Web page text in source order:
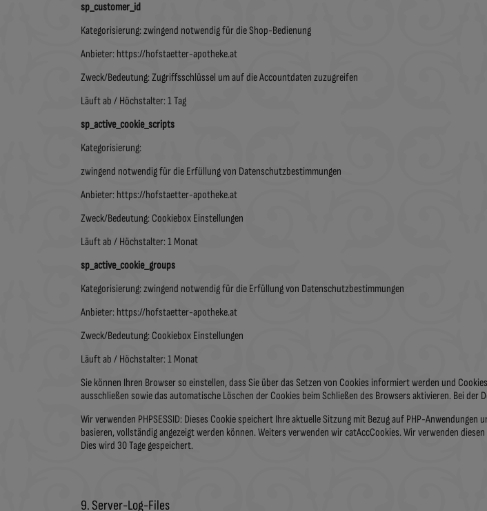
sp_customer_id
Kategorisierung: zwingend notwendig für die Shop-Bedienung
Anbieter: https://hofstaetter-apotheke.at
Zweck/Bedeutung: Zugriffsschlüssel um auf die Accountdaten zuzugreifen
Läuft ab / Höchstalter: 1 Tag
sp_active_cookie_scripts
Kategorisierung:
zwingend notwendig für die Erfüllung von Datenschutzbestimmungen
Anbieter: https://hofstaetter-apotheke.at
Zweck/Bedeutung: Cookiebox Einstellungen
Läuft ab / Höchstalter: 1 Monat
sp_active_cookie_groups
Kategorisierung: zwingend notwendig für die Erfüllung von Datenschutzbestimmungen
Anbieter: https://hofstaetter-apotheke.at
Zweck/Bedeutung: Cookiebox Einstellungen
Läuft ab / Höchstalter: 1 Monat
Sie können Ihren Browser so einstellen, dass Sie über das Setzen von Cookies informiert werden und
ausschließen sowie das automatische Löschen der Cookies beim Schließen des Browsers aktivieren. Bei
Wir verwenden PHPSESSID: Dieses Cookie speichert Ihre aktuelle Sitzung mit Bezug auf PHP-
basieren, vollständig angezeigt werden können. Weiters verwenden wir catAccCookies. Wir verwenden
Dies wird 30 Tage gespeichert.
9. Server-Log-Files